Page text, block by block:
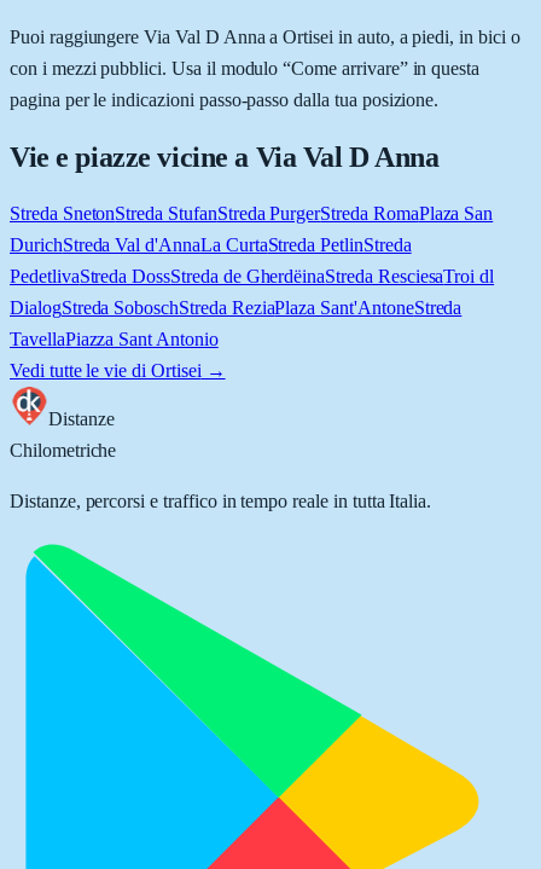
Puoi raggiungere Via Val D Anna a Ortisei in auto, a piedi, in bici o
con i mezzi pubblici. Usa il modulo “Come arrivare” in questa
pagina per le indicazioni passo-passo dalla tua posizione.
Vie e piazze vicine a Via Val D Anna
Streda SnetonStreda StufanStreda PurgerStreda RomaPlaza San
DurichStreda Val d'AnnaLa CurtaStreda PetlinStreda
PedetlivaStreda DossStreda de GherdëinaStreda ResciesaTroi dl
DialogStreda SoboschStreda ReziaPlaza Sant'AntoneStreda
TavellaPiazza Sant Antonio
Vedi tutte le vie di Ortisei →
Distanze
Chilometriche
Distanze, percorsi e traffico in tempo reale in tutta Italia.